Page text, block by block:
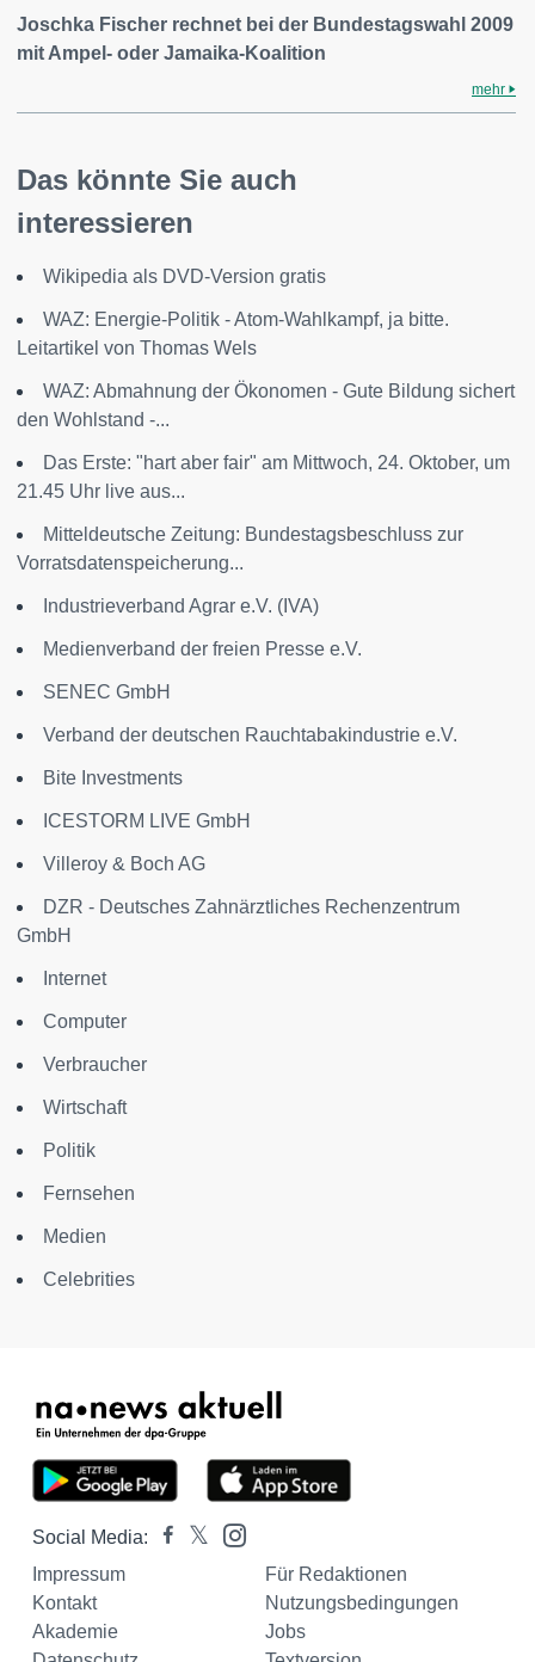
Joschka Fischer rechnet bei der Bundestagswahl 2009
mit Ampel- oder Jamaika-Koalition
mehr
Das könnte Sie auch
interessieren
Wikipedia als DVD-Version gratis
WAZ: Energie-Politik - Atom-Wahlkampf, ja bitte.
Leitartikel von Thomas Wels
WAZ: Abmahnung der Ökonomen - Gute Bildung sichert
den Wohlstand -...
Das Erste: "hart aber fair" am Mittwoch, 24. Oktober, um
21.45 Uhr live aus...
Mitteldeutsche Zeitung: Bundestagsbeschluss zur
Vorratsdatenspeicherung...
Industrieverband Agrar e.V. (IVA)
Medienverband der freien Presse e.V.
SENEC GmbH
Verband der deutschen Rauchtabakindustrie e.V.
Bite Investments
ICESTORM LIVE GmbH
Villeroy & Boch AG
DZR - Deutsches Zahnärztliches Rechenzentrum
GmbH
Internet
Computer
Verbraucher
Wirtschaft
Politik
Fernsehen
Medien
Celebrities
Social Media:
Impressum
Für Redaktionen
Kontakt
Nutzungsbedingungen
Akademie
Jobs